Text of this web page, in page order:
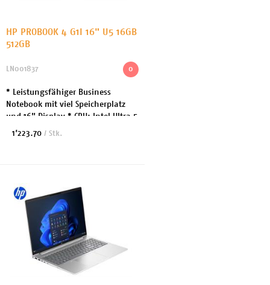
HP PROBOOK 4 G1I 16" U5 16GB
512GB
0
LN001837
* Leistungsfähiger Business
Notebook mit viel Speicherplatz
und 16" Display * CPU: Intel Ultra 5
225U / 4.8GHz * Arbeitsspeicher:
1’223.70 / Stk.